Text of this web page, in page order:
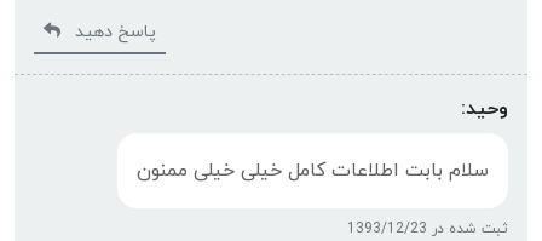
پاسخ دهید
وحید:
سلام بابت اطلاعات کامل خیلی خیلی ممنون
ثبت شده در 1393/12/23